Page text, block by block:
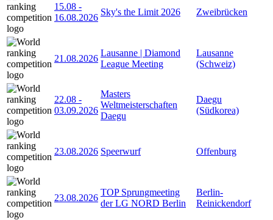
15.08 -
16.08.2026
Sky's the Limit 2026 Zweibrücken
21.08.2026
Lausanne | Diamond
League Meeting
Lausanne
(Schweiz)
22.08 -
03.09.2026
Masters
Weltmeisterschaften
Daegu
Daegu
(Südkorea)
23.08.2026 Speerwurf Offenburg
23.08.2026
TOP Sprungmeeting
der LG NORD Berlin
Berlin-
Reinickendorf